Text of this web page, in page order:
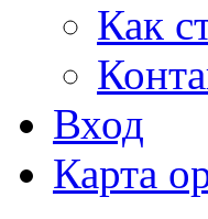
Как
Вход
Карта